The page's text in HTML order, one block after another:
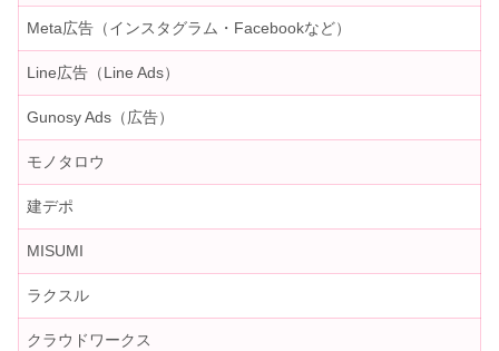
Meta広告（インスタグラム・Facebookなど）
Line広告（Line Ads）
Gunosy Ads（広告）
モノタロウ
建デポ
MISUMI
ラクスル
クラウドワークス